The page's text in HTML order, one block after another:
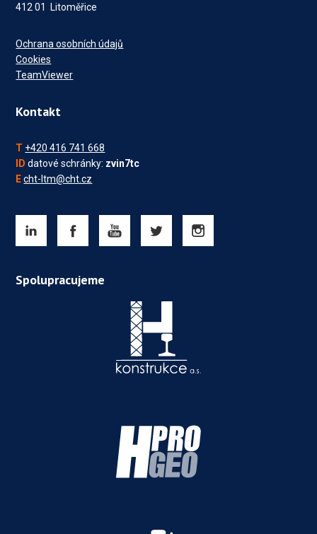
412 01 Litoměřice
Ochrana osobních údajů
Cookies
TeamViewer
Kontakt
T +420 416 741 668
ID datové schránky: zvin7tc
E cht-ltm@cht.cz
Spolupracujeme